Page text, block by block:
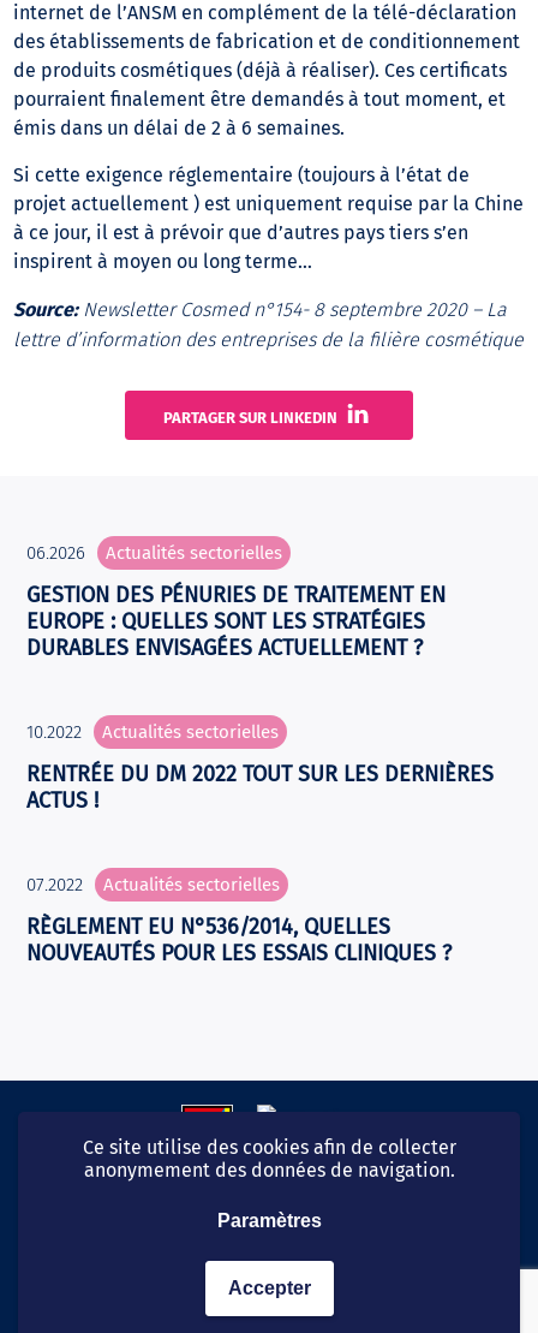
Ce site utilise des cookies afin de collecter
anonymement des données de navigation.
Paramètres
Accepter
internet de l’ANSM en complément de la télé-déclaration
des établissements de fabrication et de conditionnement
de produits cosmétiques (déjà à réaliser). Ces certificats
pourraient finalement être demandés à tout moment, et
émis dans un délai de 2 à 6 semaines.
Si cette exigence réglementaire (toujours à l’état de
projet actuellement ) est uniquement requise par la Chine
à ce jour, il est à prévoir que d’autres pays tiers s’en
inspirent à moyen ou long terme…
Source: Newsletter Cosmed n°154- 8 septembre 2020 – La
lettre d’information des entreprises de la filière cosmétique
PARTAGER SUR LINKEDIN
06.2026 Actualités sectorielles
GESTION DES PÉNURIES DE TRAITEMENT EN
EUROPE : QUELLES SONT LES STRATÉGIES
DURABLES ENVISAGÉES ACTUELLEMENT ?
10.2022 Actualités sectorielles
RENTRÉE DU DM 2022 TOUT SUR LES DERNIÈRES
ACTUS !
07.2022 Actualités sectorielles
RÈGLEMENT EU N°536/2014, QUELLES
NOUVEAUTÉS POUR LES ESSAIS CLINIQUES ?
06 99 54 40 49
© CaduCeum 2026
Protection des données personnelles